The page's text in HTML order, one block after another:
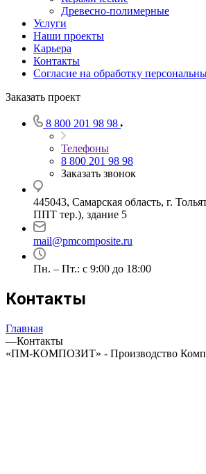
Древесно-полимерные
Услуги
Наши проекты
Карьера
Контакты
Согласие на обработку
Заказать проект
8 800 201 98 98
Телефоны
8 800 201 98 98
Заказать звонок
445043, Самарская область, г.
ППТ тер.), здание 5
mail@pmcomposite.ru
Пн. – Пт.: с 9:00 до 18:00
Контакты
Главная
—Контакты
«ПМ-КОМПОЗИТ» - Производство